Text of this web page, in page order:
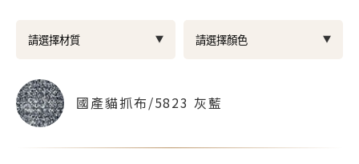
國產貓抓布/5823 灰藍